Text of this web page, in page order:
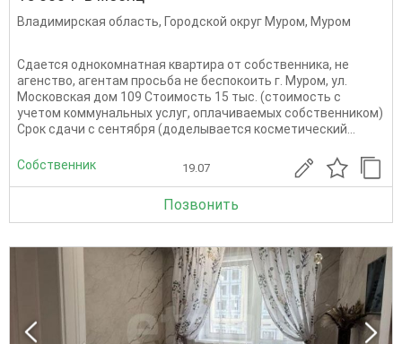
Владимирская область, Городской округ Муром, Муром
Сдается однокомнатная квартира от собственника, не
агенство, агентам просьба не беспокоить г. Муром, ул.
Московская дом 109 Стоимость 15 тыс. (стоимость с
учетом коммунальных услуг, оплачиваемых собственником)
Срок сдачи с сентября (доделывается косметический...
Собственник 19.07
Позвонить